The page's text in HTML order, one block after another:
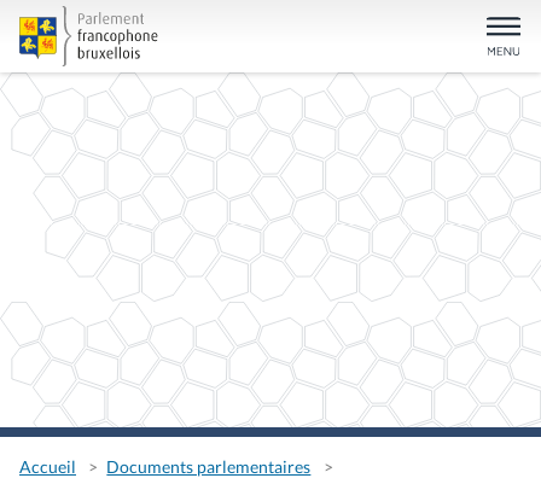
Accueil
Documents parlementaires